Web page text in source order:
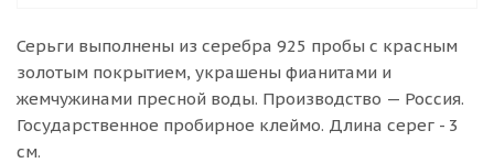
Серьги выполнены из серебра 925 пробы с красным
золотым покрытием, украшены фианитами и
жемчужинами пресной воды. Производство — Россия.
Государственное пробирное клеймо. Длина серег - 3
см.